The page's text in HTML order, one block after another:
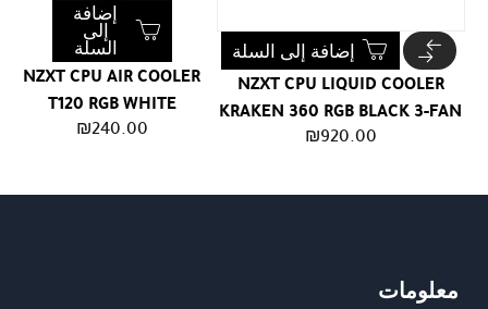
NZXT CPU LIQUID COOLER
KRAKEN 360 RGB BLACK 3-FAN
₪920.00
إضافة إلى السلة
NZXT CPU AIR COOLER
T120 RGB WHITE
₪240.00
إضافة
إلى
السلة
معلومات